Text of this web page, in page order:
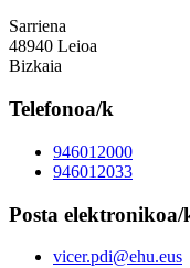
Sarriena
48940 Leioa
Bizkaia
Telefonoa/k
946012000
946012033
Posta elektronikoa/
vicer.pdi@ehu.eus